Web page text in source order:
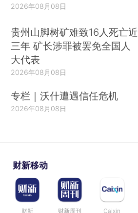
2026年08月08日
贵州山脚树矿难致16人死亡近
三年 矿长涉罪被罢免全国人
大代表
2026年08月08日
专栏｜沃什遭遇信任危机
2026年08月08日
财新移动
财新 财新周刊 Caixin